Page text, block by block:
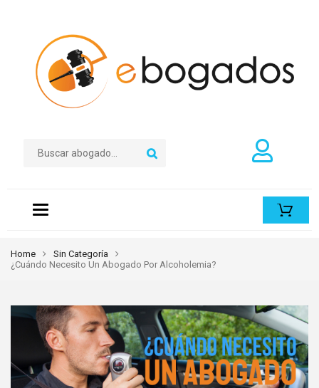
Toggle
navigation
Home
Sin Categoría
¿Cuándo Necesito Un Abogado Por Alcoholemia?